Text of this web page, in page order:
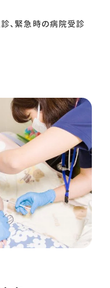
、緊急時の病院受診